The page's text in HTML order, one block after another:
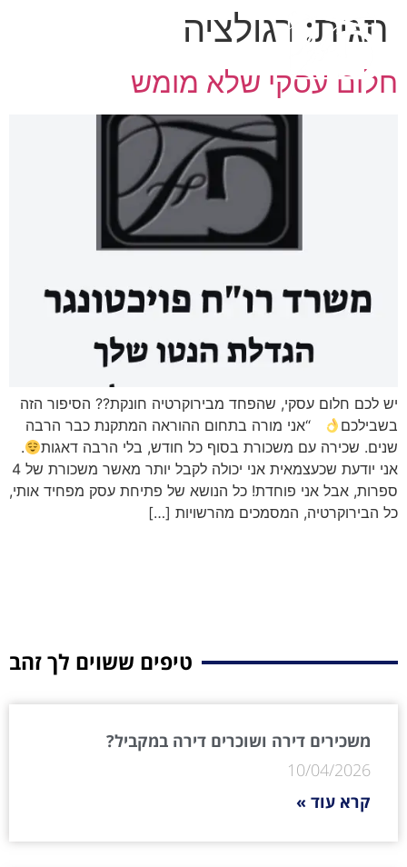
תגית: רגולציה
חלום עסקי שלא מומש
יש לכם חלום עסקי, שהפחד מבירוקרטיה חונקת?? הסיפור הזה
בשבילכם
“אני מורה בתחום ההוראה המתקנת כבר הרבה
שנים. שכירה עם משכורת בסוף כל חודש, בלי הרבה דאגות
.
אני יודעת שכעצמאית אני יכולה לקבל יותר מאשר משכורת של 4
ספרות, אבל אני פוחדת! כל הנושא של פתיחת עסק מפחיד אותי,
כל הבירוקרטיה, המסמכים מהרשויות […]
טיפים ששוים לך זהב
משכירים דירה ושוכרים דירה במקביל?
10/04/2026
קרא עוד »